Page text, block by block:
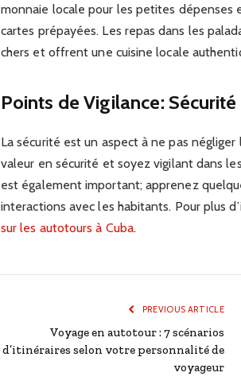
monnaie locale pour les petites dépenses
cartes prépayées. Les repas dans les
chers et offrent une cuisine locale
Points de Vigilance:
La sécurité est un aspect à ne pas
valeur en sécurité et soyez vigilant dans
est également important; apprenez
interactions avec les habitants. Pour plus
sur les autotours à Cuba.
PREVIOUS ARTICLE
Voyage en autotour : 7 scénarios
d’itinéraires selon votre personnalité de
voyageur